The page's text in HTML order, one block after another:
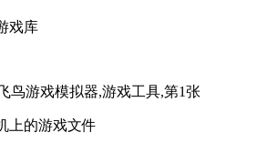
戏库
上的游戏文件